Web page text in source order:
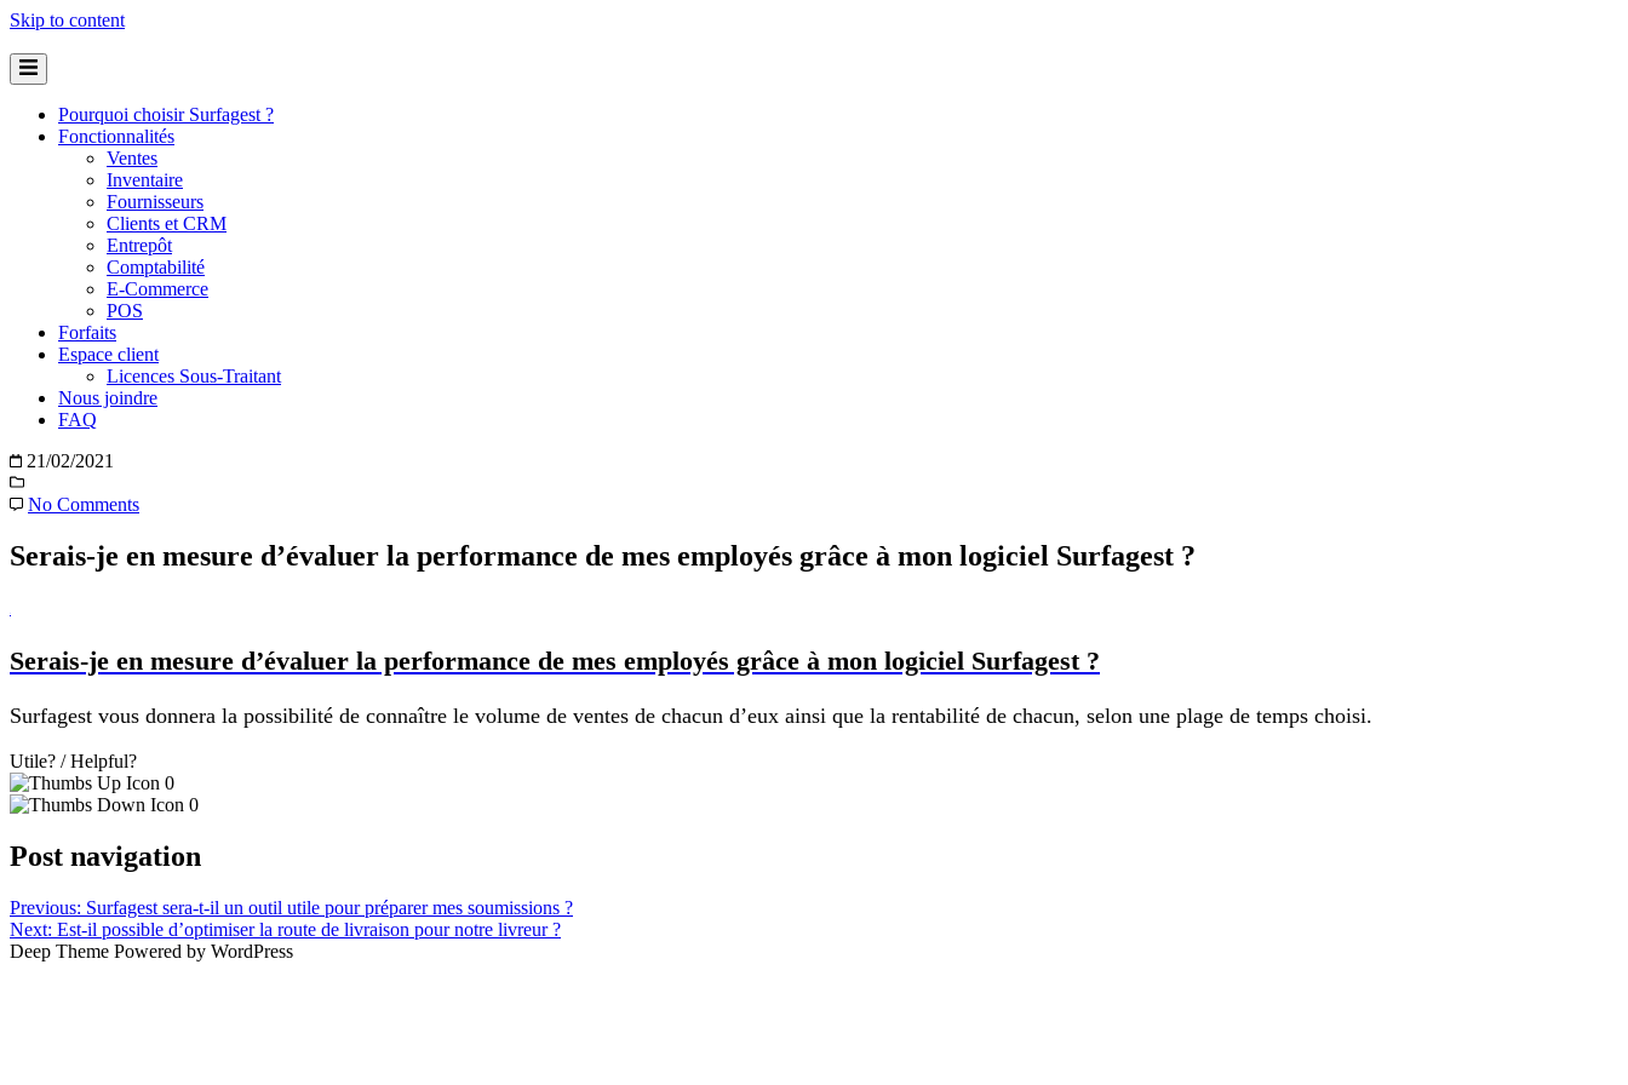
Skip to content
Pourquoi choisir Surfagest ?
Fonctionnalités
Ventes
Inventaire
Fournisseurs
Clients et CRM
Entrepôt
Comptabilité
E-Commerce
POS
Forfaits
Espace client
Licences Sous-Traitant
Nous joindre
FAQ
21/02/2021
No Comments
Serais-je en mesure d’évaluer la performance de mes employés grâce à mon logiciel Surfagest ?
Serais-je en mesure d’évaluer la performance de mes employés grâce à mon logiciel Surfagest ?
Surfagest vous donnera la possibilité de connaître le volume de ventes de chacun d’eux ainsi que la rentabilité de chacun, selon une plage de temps choisi.
Utile? / Helpful?
0
0
Post navigation
Previous: Surfagest sera-t-il un outil utile pour préparer mes soumissions ?
Next: Est-il possible d’optimiser la route de livraison pour notre livreur ?
Deep Theme Powered by WordPress